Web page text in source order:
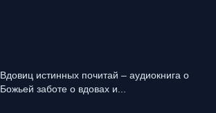
Вдовиц истинных почитай – аудиокнига о
Божьей заботе о вдовах и...